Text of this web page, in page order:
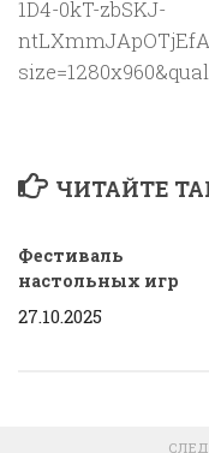
ЧИТАЙТЕ
Фестиваль
настольных игр
27.10.2025